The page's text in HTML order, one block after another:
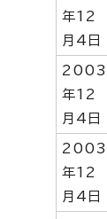
年12
月4日
2003
年12
月4日
2003
年12
月4日